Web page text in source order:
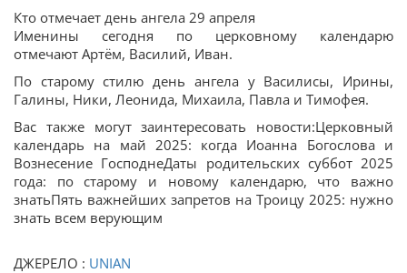
Кто отмечает день ангела 29 апреля
Именины сегодня по церковному календарю
отмечают Артём, Василий, Иван.
По старому стилю день ангела у Василисы, Ирины,
Галины, Ники, Леонида, Михаила, Павла и Тимофея.
Вас также могут заинтересовать новости:Церковный
календарь на май 2025: когда Иоанна Богослова и
Вознесение ГосподнеДаты родительских суббот 2025
года: по старому и новому календарю, что важно
знатьПять важнейших запретов на Троицу 2025: нужно
знать всем верующим
ДЖЕРЕЛО : UNIAN